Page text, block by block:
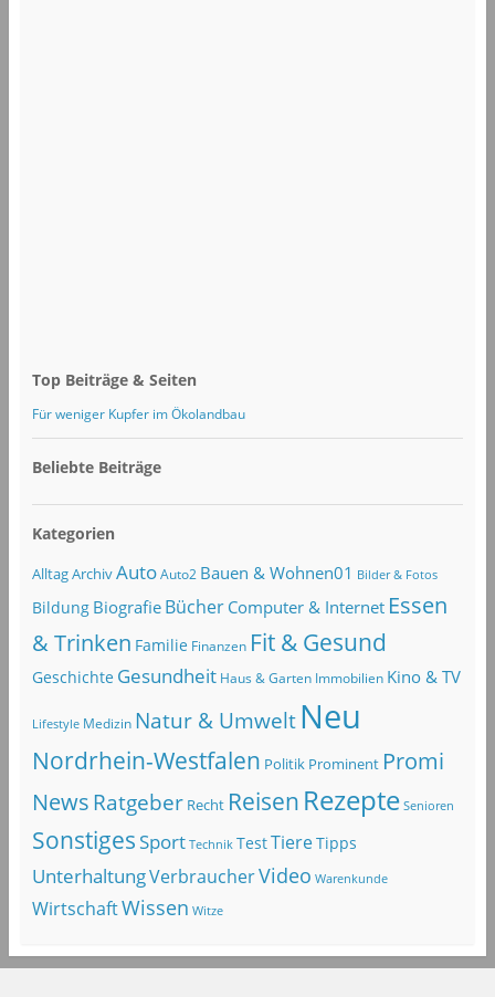
Top Beiträge & Seiten
Für weniger Kupfer im Ökolandbau
Beliebte Beiträge
Kategorien
AlltagArchivAuto Auto2 Bauen & Wohnen01 Bilder & Fotos
Bildung Biografie Bücher Computer & Internet Essen
& Trinken Familie Finanzen Fit & Gesund
Geschichte Gesundheit Haus & Garten Immobilien Kino & TV
Lifestyle Medizin Natur & Umwelt Neu
Nordrhein-Westfalen Politik Prominent Promi
NewsRatgeber Recht Reisen Rezepte Senioren
SonstigesSport Technik TestTiereTipps
UnterhaltungVerbraucherVideo Warenkunde
WirtschaftWissen Witze